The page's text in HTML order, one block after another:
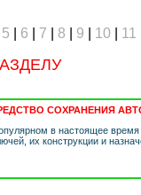
5 6 7 8 9 10 11
СОХРАНЕНИЯ
в настоящее
их конструкции и